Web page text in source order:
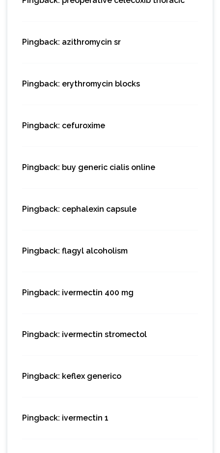
Pingback: azithromycin sr
Pingback: erythromycin blocks
Pingback: cefuroxime
Pingback: buy generic cialis online
Pingback: cephalexin capsule
Pingback: flagyl alcoholism
Pingback: ivermectin 400 mg
Pingback: ivermectin stromectol
Pingback: keflex generico
Pingback: ivermectin 1